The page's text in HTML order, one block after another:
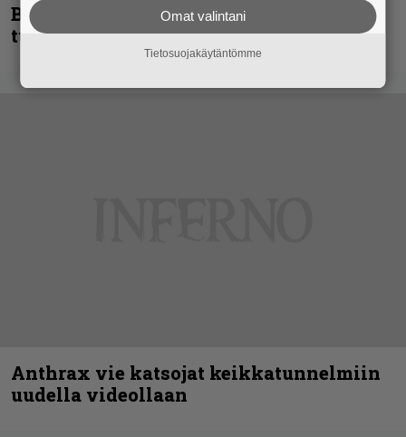
Blind Channel palaa rytinällä –
tuplasingle videoineen julki
Anthrax vie katsojat keikkatunnelmiin
uudella videollaan
Omat valintani
Tietosuojakäytäntömme